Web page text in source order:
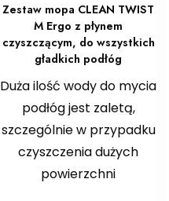
Zestaw mopa CLEAN TWIST
M Ergo z płynem
czyszczącym, do wszystkich
gładkich podłóg
Duża ilość wody do mycia
podłóg jest zaletą,
szczególnie w przypadku
czyszczenia dużych
powierzchni